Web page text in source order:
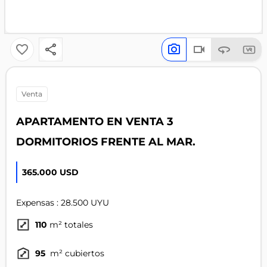
venta
APARTAMENTO EN VENTA 3
DORMITORIOS FRENTE AL MAR.
365.000 USD
Expensas : 28.500 UYU
110 m² totales
95 m² cubiertos